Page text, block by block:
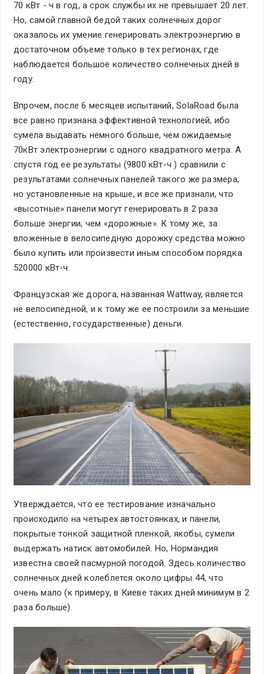
70 кВт - ч в год, а срок службы их не превышает 20 лет.
Но, самой главной бедой таких солнечных дорог
оказалось их умение генерировать электроэнергию в
достаточном объеме только в тех регионах, где
наблюдается большое количество солнечных дней в
году.
Впрочем, после 6 месяцев испытаний, SolaRoad была
все равно признана эффективной технологией, ибо
сумела выдавать немного больше, чем ожидаемые
70кВт электроэнергии с одного квадратного метра. А
спустя год ее результаты (9800 кВт-ч ) сравнили с
результатами солнечных панелей такого же размера,
но установленные на крыше, и все же признали, что
«высотные» панели могут генерировать в 2 раза
больше энергии, чем «дорожные». К тому же, за
вложенные в велосипедную дорожку средства можно
было купить или произвести иным способом порядка
520000 кВт-ч.
Французская же дорога, названная Wattway, является
не велосипедной, и к тому же ее построили за меньшие
(естественно, государственные) деньги.
Утверждается, что ее тестирование изначально
происходило на четырех автостоянках, и панели,
покрытые тонкой защитной пленкой, якобы, сумели
выдержать натиск автомобилей. Но, Нормандия
известна своей пасмурной погодой. Здесь количество
солнечных дней колеблется около цифры 44, что
очень мало (к примеру, в Киеве таких дней минимум в 2
раза больше).